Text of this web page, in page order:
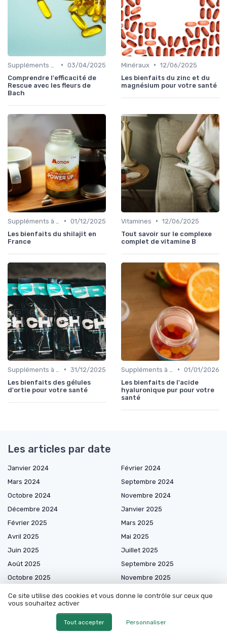
• 03/04/2025
Comprendre l'efficacité de
Rescue avec les fleurs de
Bach
Minéraux • 12/06/2025
Les bienfaits du zinc et du
magnésium pour votre santé
• 01/12/2025
Les bienfaits du shilajit en
France
Vitamines • 12/06/2025
Tout savoir sur le complexe
complet de vitamine B
• 31/12/2025
Les bienfaits des gélules
d'ortie pour votre santé
• 01/01/2026
Les bienfaits de l'acide
hyaluronique pur pour votre
santé
Les articles par date
Janvier 2024
Février 2024
Mars 2024
Septembre 2024
Octobre 2024
Novembre 2024
Décembre 2024
Janvier 2025
Février 2025
Mars 2025
Avril 2025
Mai 2025
Juin 2025
Juillet 2025
Août 2025
Septembre 2025
Octobre 2025
Novembre 2025
Février 2026
Ce site utilise des cookies et vous donne le contrôle sur ceux que
vous souhaitez activer
Tout accepter Personnaliser